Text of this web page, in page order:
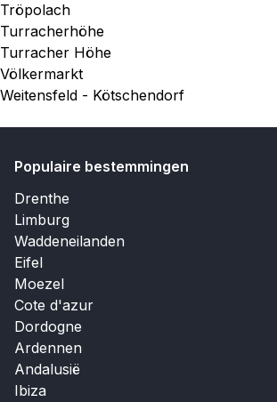
Tröpolach
Turracherhöhe
Turracher Höhe
Völkermarkt
Weitensfeld - Kötschendorf
Populaire bestemmingen
Drenthe
Limburg
Waddeneilanden
Eifel
Moezel
Cote d'azur
Dordogne
Ardennen
Andalusië
Ibiza